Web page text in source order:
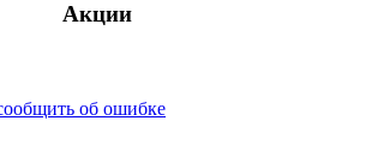
Акции
об ошибке